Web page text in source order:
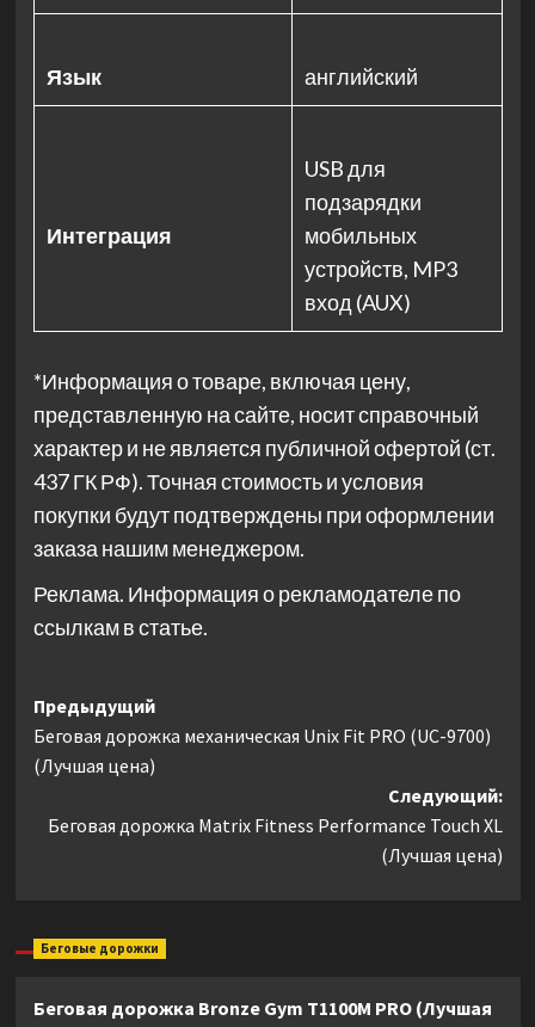
Язык английский
Интеграция
USB для
подзарядки
мобильных
устройств, MP3
вход (AUX)
*Информация о товаре, включая цену,
представленную на сайте, носит справочный
характер и не является публичной офертой (ст.
437 ГК РФ). Точная стоимость и условия
покупки будут подтверждены при оформлении
заказа нашим менеджером.
Реклама. Информация о рекламодателе по
ссылкам в статье.
Навигация
записи
Предыдущий
Беговая дорожка механическая Unix Fit PRO (UC-9700)
(Лучшая цена)
Следующий:
Беговая дорожка Matrix Fitness Performance Touch XL
(Лучшая цена)
Беговые дорожки
Беговая дорожка Bronze Gym T1100M PRO (Лучшая